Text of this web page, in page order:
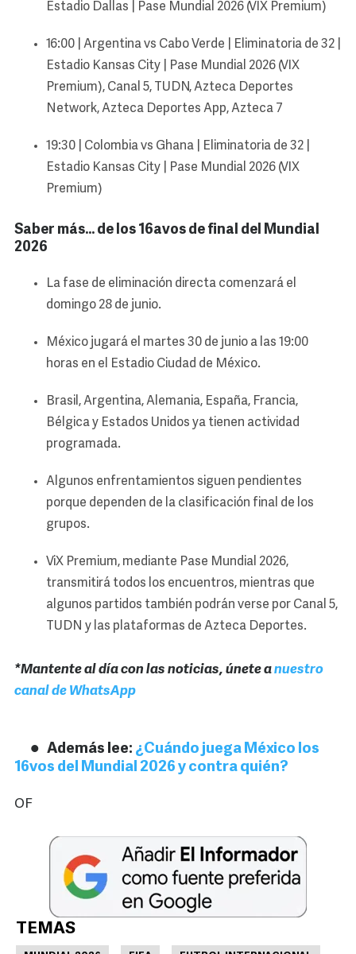
Estadio Dallas | Pase Mundial 2026 (VIX Premium)
16:00 | Argentina vs Cabo Verde | Eliminatoria de 32 |
Estadio Kansas City | Pase Mundial 2026 (VIX
Premium), Canal 5, TUDN, Azteca Deportes
Network, Azteca Deportes App, Azteca 7
19:30 | Colombia vs Ghana | Eliminatoria de 32 |
Estadio Kansas City | Pase Mundial 2026 (VIX
Premium)
Saber más… de los 16avos de final del Mundial
2026
La fase de eliminación directa comenzará el
domingo 28 de junio.
México jugará el martes 30 de junio a las 19:00
horas en el Estadio Ciudad de México.
Brasil, Argentina, Alemania, España, Francia,
Bélgica y Estados Unidos ya tienen actividad
programada.
Algunos enfrentamientos siguen pendientes
porque dependen de la clasificación final de los
grupos.
ViX Premium, mediante Pase Mundial 2026,
transmitirá todos los encuentros, mientras que
algunos partidos también podrán verse por Canal 5,
TUDN y las plataformas de Azteca Deportes.
*Mantente al día con las noticias, únete anuestro
canal de WhatsApp
Además lee: ¿Cuándo juega México los
16vos del Mundial 2026 y contra quién?
OF
TEMAS